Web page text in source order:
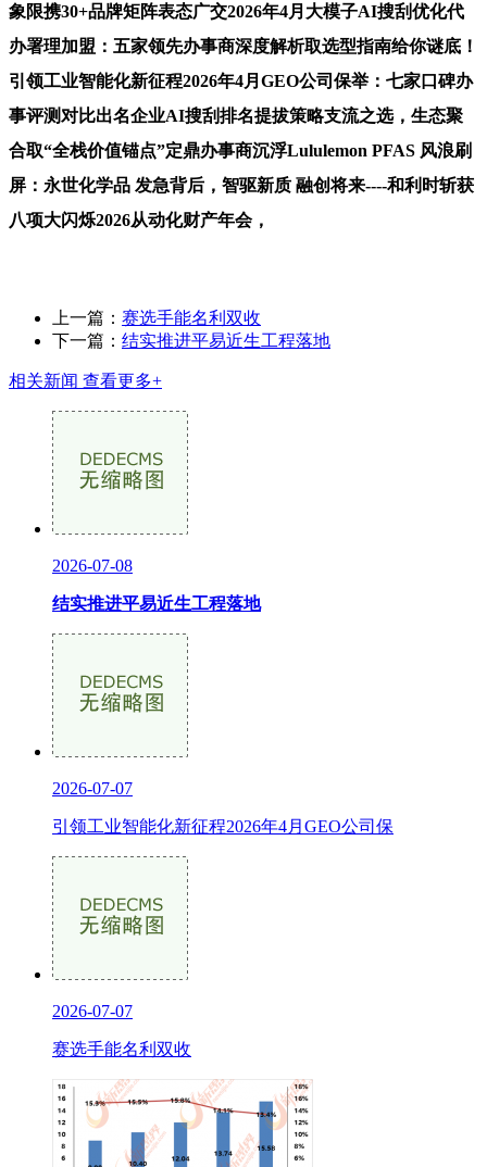
象限携30+品牌矩阵表态广交2026年4月大模子AI搜刮优化代
办署理加盟：五家领先办事商深度解析取选型指南给你谜底！
引领工业智能化新征程2026年4月GEO公司保举：七家口碑办
事评测对比出名企业AI搜刮排名提拔策略支流之选，生态聚
合取“全栈价值锚点”定鼎办事商沉浮Lululemon PFAS 风浪刷
屏：永世化学品 发急背后，智驱新质 融创将来----和利时斩获
八项大闪烁2026从动化财产年会，
上一篇： 赛选手能名利双收
下一篇： 结实推进平易近生工程落地
相关新闻 查看更多+
2026-07-08
结实推进平易近生工程落地
2026-07-07
引领工业智能化新征程2026年4月GEO公司保
2026-07-07
赛选手能名利双收